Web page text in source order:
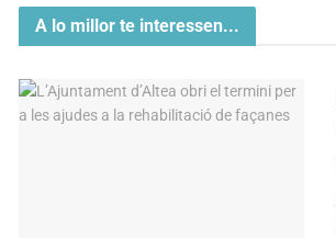
A lo millor te interessen...